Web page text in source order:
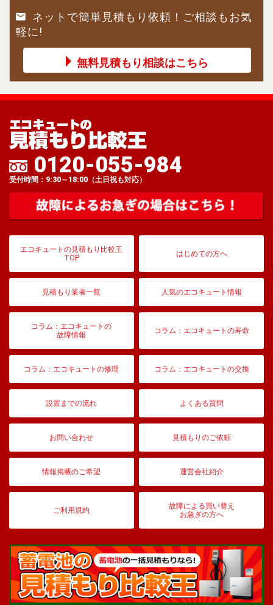
ネットで簡単見積もり依頼！ご相談もお気
軽に!
無料見積もり相談はこちら
0120-055-984
受付時間：9:30～18:00（土日祝も対応）
エコキュートの見積もり比較王
TOP
はじめての方へ
見積もり業者一覧 人気のエコキュート情報
コラム：エコキュートの
故障情報
コラム：エコキュートの寿命
コラム：エコキュートの修理 コラム：エコキュートの交換
設置までの流れ よくある質問
お問い合わせ 見積もりのご依頼
情報掲載のご希望 運営会社紹介
ご利用規約
故障による買い替え
お急ぎの方へ